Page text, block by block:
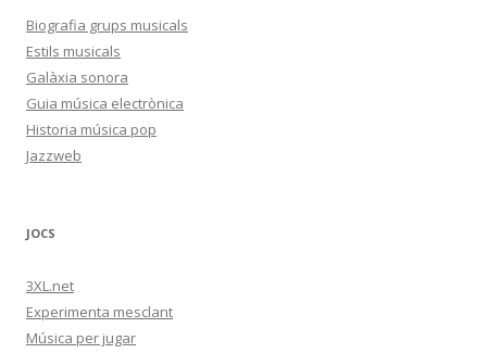
Biografia grups musicals
Estils musicals
Galàxia sonora
Guia música electrònica
Historia música pop
Jazzweb
JOCS
3XL.net
Experimenta mesclant
Música per jugar